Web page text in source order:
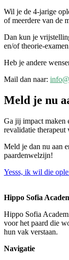
Wil je de 4-jarige
of meerdere van de
Dan kun je
en/of theorie-
Heb je andere
Mail dan naar:
Meld je nu
Ga jij impact maken
revalidatie therapeut
Meld je dan nu aan
paardenwelzijn!
Yesss, ik wil die
Hippo Sofia
Hippo Sofia
voor het paard die
hun vak verstaan.
Navigatie